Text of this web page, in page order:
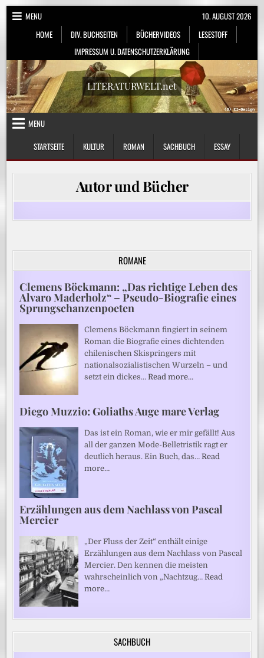
Skip
MENU
HOME
DIV. BUCHSEITEN BÜCHERVIDEOS
LESESTOFF
IMPRESSUM U. DATENSCHUTZERKLÄRUNG
10. AUGUST 2026
LITERATURWELT.net
MENU
STARTSEITE
KULTUR ROMAN SACHBUCH ESSAY
Autor und Bücher
ROMANE
Clemens Böckmann: „Das richtige Leben des
Alvaro Maderholz“ – Pseudo-Biografie eines
Sprungschanzenpoeten
Clemens Böckmann fingiert in seinem
Roman die Biografie eines dichtenden
chilenischen Skispringers mit
nationalsozialistischen Wurzeln – und
setzt ein dickes…Read more…
Diego Muzzio: Goliaths Auge mare Verlag
Das ist ein Roman, wie er mir gefällt! Aus
all der ganzen Mode-Belletristik ragt er
deutlich heraus. Ein Buch, das…Read
more…
Erzählungen aus dem Nachlass von Pascal
Mercier
„Der Fluss der Zeit“ enthält einige
Erzählungen aus dem Nachlass von Pascal
Mercier. Den kennen die meisten
wahrscheinlich von „Nachtzug…Read
more…
SACHBUCH